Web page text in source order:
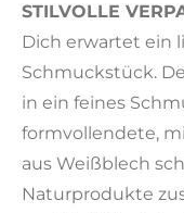
STILVOLLE
Dich erwartet ein
Schmuckstück.
in ein feines
formvollendete,
aus Weißblech
Naturprodukte